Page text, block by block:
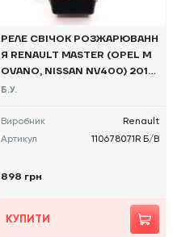
РЕЛЕ СВІЧОК РОЗЖАРЮВАНН
Я RENAULT MASTER (OPEL M
OVANO, NISSAN NV400) 2010
-, 110678071R Б/В
Б.У.
Виробник
Renault
Артикул
110678071R Б/В
898 грн
КУПИТИ